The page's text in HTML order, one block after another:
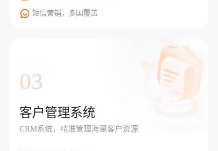
短信营销，多国覆盖
03
客户管理系统
CRM系统，精准管理海量客户资源